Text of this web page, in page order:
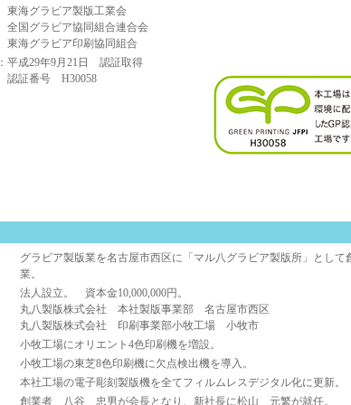
東海グラビア製版工業会
全国グラビア協同組合連合会
東海グラビア印刷協同組合
：平成29年9月21日 認証取得
認証番号 H30058
グラビア製版業を名古屋市西区に「マル八グラビア製版所」として
業。
法人設立。 資本金10,000,000円。
丸八製版株式会社 本社製版事業部 名古屋市西区
丸八製版株式会社 印刷事業部小牧工場 小牧市
小牧工場にオリエント4色印刷機を増設。
小牧工場の東芝8色印刷機に欠点検出機を導入。
本社工場の電子彫刻製版機を全てフィルムレスデジタル化に更新。
創業者 八谷 忠男が会長となり、新社長に松山 元繁が就任。